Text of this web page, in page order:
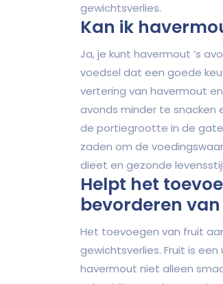
gewichtsverlies.
Kan ik
Ja, je kunt havermout ’s
voedsel dat een goede
vertering van havermout
avonds minder te snacken
de portiegrootte in de
zaden om de
dieet en gezonde
Helpt het
bevorderen
Het toevoegen van fruit
gewichtsverlies. Fruit is
havermout niet alleen